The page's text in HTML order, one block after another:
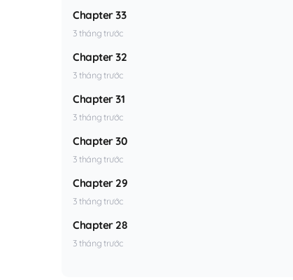
Chapter 33
3 tháng trước
Chapter 32
3 tháng trước
Chapter 31
3 tháng trước
Chapter 30
3 tháng trước
Chapter 29
3 tháng trước
Chapter 28
3 tháng trước